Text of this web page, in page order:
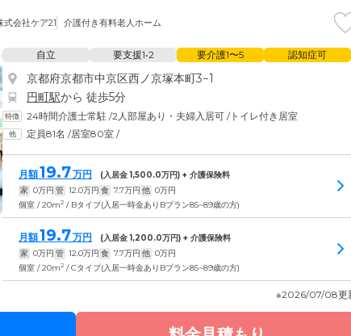
式会社ケア21 介護付き有料老人ホーム
自立 要支援1•2 要介護1〜5 認知症可
京都府京都市中京区西ノ京塚本町3−1
円町駅から 徒歩5分
24時間介護士常駐 /2人部屋あり・夫婦入居可 /トイレ付き居室
定員81名 /居室80室 /
月額19.7万円 (入居金1,500.0万円) + 介護保険料
家 0万円 管 12.0万円 食 7.7万円 他 0万円
個室 / 20m2 / Bタイプ(入居一時金ありBプラン85~89歳の方)
月額19.7万円 (入居金1,200.0万円) + 介護保険料
家 0万円 管 12.0万円 食 7.7万円 他 0万円
個室 / 20m2 / Cタイプ(入居一時金ありBプラン85~89歳の方)
※2026/07/08更